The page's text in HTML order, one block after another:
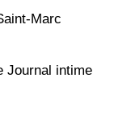
Marc
Journal intime